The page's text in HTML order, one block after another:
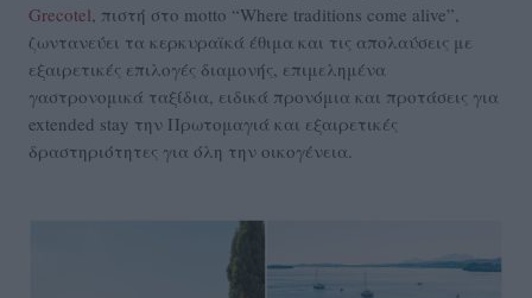
Grecotel , πιστή στο motto “Where traditions come alive”,
ζωντανεύει τα κερκυραϊκά έθιμα και τις απολαύσεις με
εξαιρετικές επιλογές διαμονής, επιμελημένα
γαστρονομικά ταξίδια, ειδικά προνόμια και προτάσεις για
extended stay την Πρωτομαγιά και εξαιρετικές
δραστηριότητες για όλη την οικογένεια.